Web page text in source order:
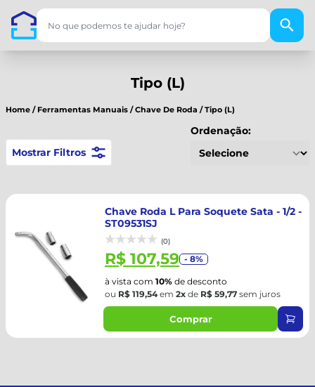
Tipo (L)
Home / Ferramentas Manuais /Chave De Roda /Tipo (L)
Mostrar Filtros
Ordenação:
Chave Roda L Para Soquete Sata - 1/2 -
ST09531SJ
(0)
R$ 107,59 - 8%
à vista com 10% de desconto
ou R$ 119,54em 2x de R$ 59,77 sem juros
Comprar